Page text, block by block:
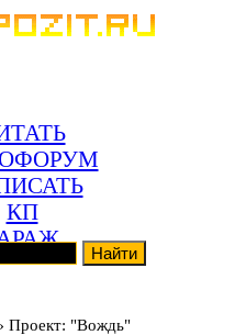
КП
› Проект: "Вождь"